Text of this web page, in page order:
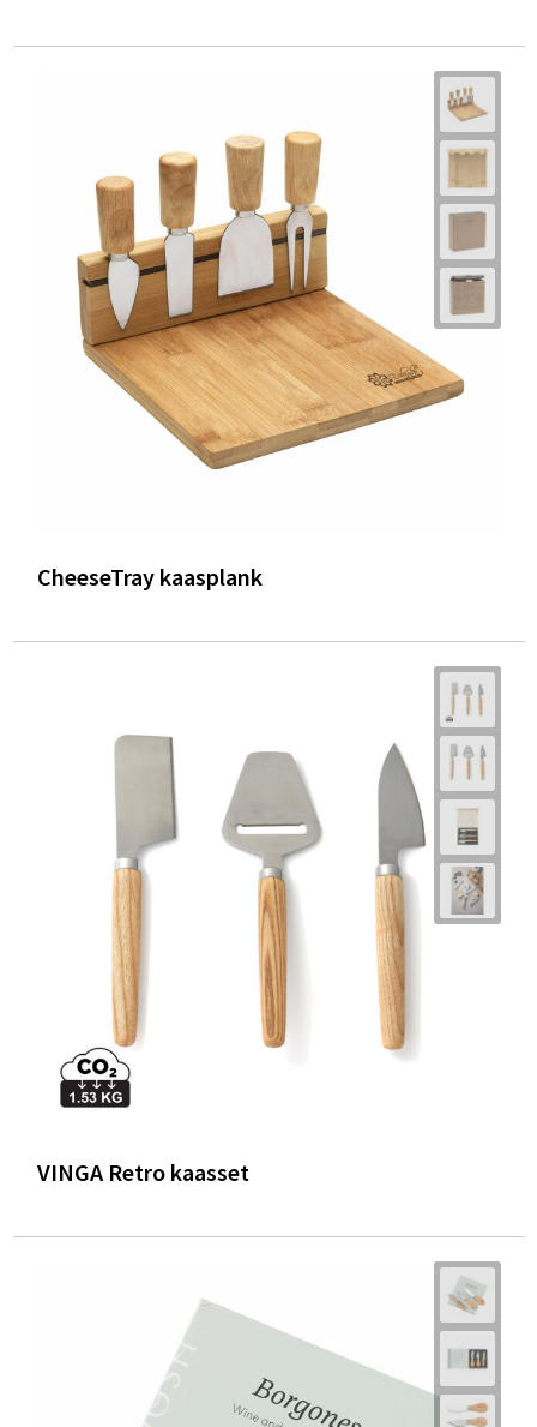
CheeseTray kaasplank
VINGA Retro kaasset